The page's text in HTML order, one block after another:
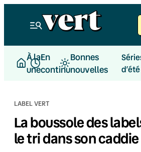
À la
une
En
continu
Bonnes
nouvelles
d’été
LABEL VERT
La boussole des
le tri dans son caddie